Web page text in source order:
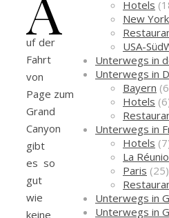
uf der
Fahrt
von
Page zum
Grand
Canyon
gibt
es so
gut
wie
keine
Hotels
New
USA-
Unterwegs in
Unterwegs in
Bayern
Hotels
Unterwegs in
Hotels
La
Paris (25)
Unterwegs in
Unterwegs in